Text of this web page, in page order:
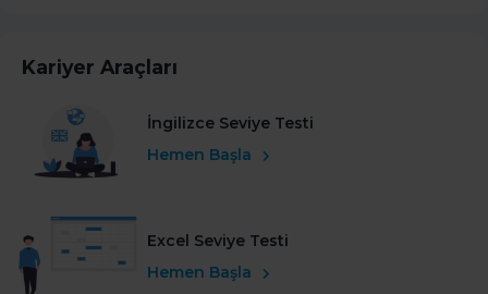
Kariyer Araçları
İngilizce Seviye Testi
Hemen Başla
Excel Seviye Testi
Hemen Başla